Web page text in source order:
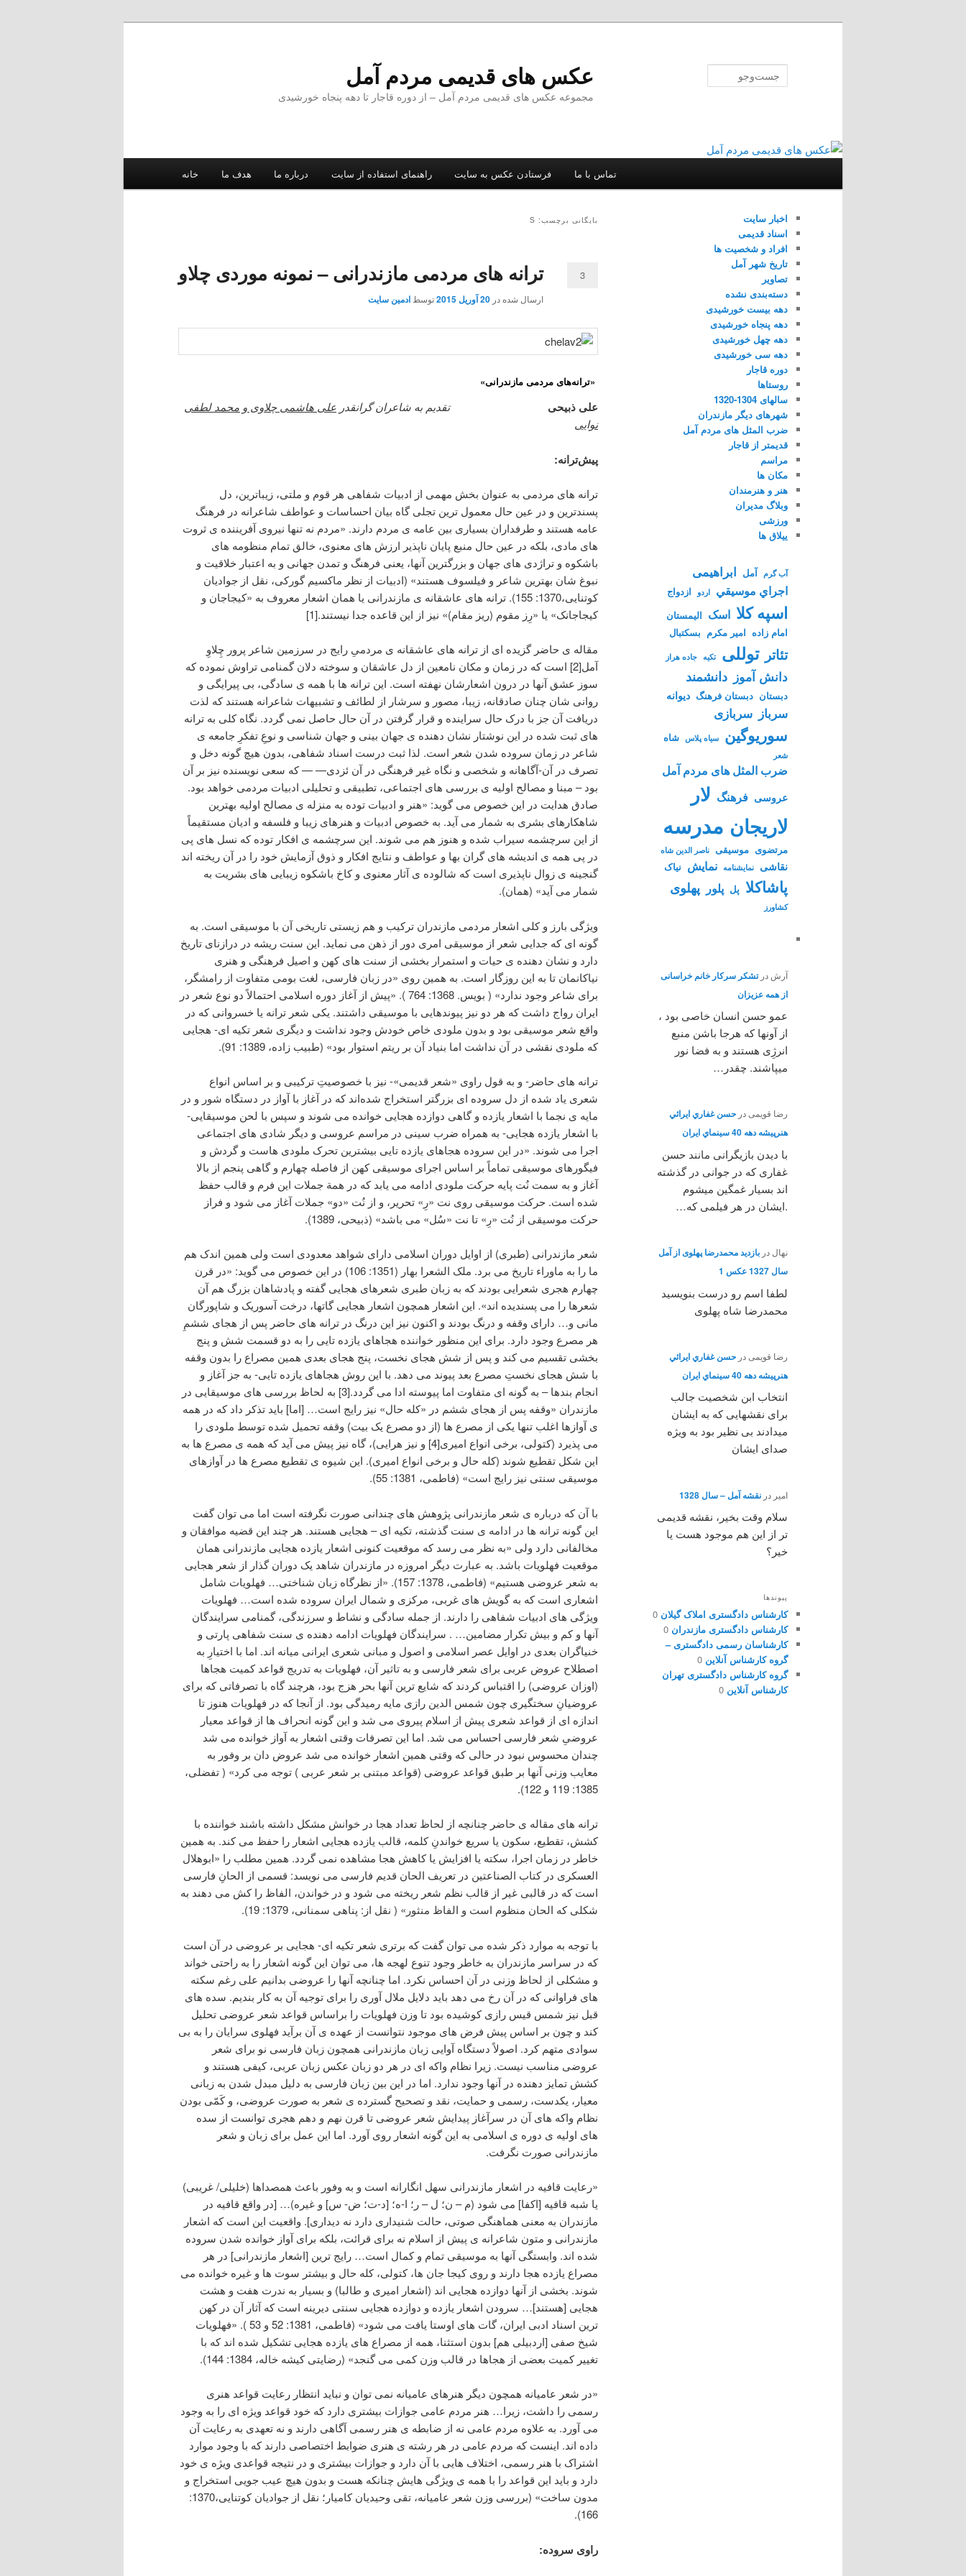
عکس های قدیمی مردم آمل
مجموعه عکس های قدیمی مردم آمل – از دوره قاجار تا دهه پنجاه خورشیدی
جست‌وجو
خانه هدف ما درباره ما راهنمای استفاده از سایت فرستادن عکس به سایت تماس با ما
بایگانی برچسب: S
ترانه های مردمی مازندرانی – نمونه موردی چلاو
ارسال شده در 20 آوریل 2015 توسط ادمین سایت
3
«ترانه‌های مردمی مازندرانی»
علی ذبیحی تقدیم به شاعران گرانقدر علی هاشمی چلاوی و محمد لطفی
نوایی
پیش‌ترانه:
ترانه های مردمی به عنوان بخش مهمی از ادبیات شفاهی هر قوم و ملتی، زیباترین، دل
پسندترین و در عین حال معمول ترین تجلی گاه بیان احساسات و عواطف شاعرانه در فرهنگ
عامه هستند و طرفداران بسیاری بین عامه ی مردم دارند. «مردم نه تنها نیروی آفریننده ی ثروت
های مادی، بلکه در عین حال منبع پایان ناپذیر ارزش های معنوی، خالق تمام منظومه های
باشکوه و تراژدی های جهان و بزرگترین آنها، یعنی فرهنگ و تمدن جهانی و به اعتبار خلاقیت و
نبوغ شان بهترین شاعر و فیلسوف هستند» (ادبیات از نظر ماکسیم گورکی، نقل از جوادیان
کوتنایی،1370: 155). ترانه های عاشقانه ی مازندرانی یا همان اشعار معروف به «کیجاجان و
کیجاجانک» یا «رِز مقوم (ریز مقام)» نیز از این قاعده جدا نیستند.[1]
مقاله ی حاضر گزیده ای از ترانه های عاشقانه ی مردمیِ رایج در سرزمین شاعر پرور چِلاوِ
آمل[2] است که در زمان و مکان نامعین از دل عاشقان و سوخته دلان گمنامی تراوش نموده که
سوز عشق آنها در درون اشعارشان نهفته است. این ترانه ها با همه ی سادگی، بی پیرایگی و
روانی شان چنان صادقانه، زیبا، مصور و سرشار از لطائف و تشبیهات شاعرانه هستند که لذت
دریافت آن جز با درک حال سراینده و قرار گرفتن در آن حال حاصل نمی گردد. نگاه کلی به ترانه
های ثبت شده در این نوشتار نشان دهنده ی جهان بینی و جهان شناسی و نوعِ تفکرِ جامعه ی
شاعر در زمان سروده شدن شعر است. لذا ثبت درست اسناد شفاهی، بدون هیچ گونه دخل و
تصرف در آن-آگاهانه و شخصی و نگاه غیر فرهنگی در آن ئزدی— — که سعی نویسنده نیز بر آن
بود – مبنا و مصالح اولیه ی بررسی های اجتماعی، تطبیقی و تحلیلی ادبیات مردمی خواهد بود.
صادق هدایت در این خصوص می گوید: «هنر و ادبیات توده به منزله ی مصالح اولیه بهترین
شاهکارهای بشری به شمار می آید. به خصوص ادبیات و هنرهای زیبا و فلسفه و ادیان مستقیماً
از این سرچشمه سیراب شده و هنوز هم می شوند. این سرچشمه ی افکار توده که نسل های پی
در پی همه ی اندیشه های گران بها و عواطف و نتایج افکار و ذوق آزمایش خود را در آن ریخته اند
گنجینه ی زوال ناپذیری است که شالوده ی آثار معنوی و کاخ باشکوه زیبایی های بشریت به
شمار می آید» (همان).
ویژگی بارز و کلی اشعار مردمی مازندران ترکیب و هم زیستی تاریخی آن با موسیقی است. به
گونه ای که جدایی شعر از موسیقی امری دور از ذهن می نماید. این سنت ریشه در درازنای تاریخ
دارد و نشان دهنده ی حیات و استمرار بخشی از سنت های کهن و اصیل فرهنگی و هنری
نیاکانمان تا به این روزگار است. به همین روی «در زبان فارسی، لغت بومی متفاوت از رامشگر،
برای شاعر وجود ندارد» ( بویس. 1368: 764 ). «پیش از آغاز دوره اسلامی احتمالاً دو نوع شعر در
ایران رواج داشت که هر دو نیز پیوندهایی با موسیقی داشتند. یکی شعر ترانه یا خسروانی که در
واقع شعر موسیقی بود و بدون ملودی خاص خودش وجود نداشت و دیگری شعر تکیه ای- هجایی
که ملودی نقشی در آن نداشت اما بنیاد آن بر ریتم استوار بود» (طبیب زاده، 1389: 91).
ترانه های حاضر- و به قول راوی «شعر قدیمی»- نیز با خصوصیتِ ترکیبی و بر اساس انواع
شعری یاد شده از دل سروده ای بزرگتر استخراج شده‌اند که در آغاز با آواز در دستگاه شور و در
مایه ی نجما با اشعار یازده و گاهی دوازده هجایی خوانده می شوند و سپس با لحن موسیقایی-
با اشعار یازده هجایی- به همراه ضرب سینی در مراسم عروسی و دیگر شادی های اجتماعی
اجرا می شوند. «در این سروده هجاهای یازده تایی بیشترین تحرک ملودی هاست و گردش و
فیگورهای موسیقی تماماً بر اساس اجرای موسیقی کهن از فاصله چهارم و گاهی پنجم از بالا
آغاز و به سمت نُت پایه حرکت ملودی ادامه می یابد که در همة جملات این فرم و قالب حفظ
شده است. حرکت موسیقی روی نت «رِ» تحریر، و از نُت «دو» جملات آغاز می شود و فراز
حرکت موسیقی از نُت «رِ» تا نت «سُل» می باشد» (ذبیحی، 1389).
شعر مازندرانی (طبری) از اوایل دوران اسلامی دارای شواهد معدودی است ولی همین اندک هم
ما را به ماوراء تاریخ می برد. ملک الشعرا بهار (1351: 106) در این خصوص می گوید: «در قرن
چهارم هجری شعرایی بودند که به زبان طبری شعرهای هجایی گفته و پادشاهان بزرگ هم آن
شعرها را می پسندیده اند». این اشعار همچون اشعار هجایی گاتها، درخت آسوریک و شاپورگان
مانی و… دارای وقفه و درنگ بودند و اکنون نیز این درنگ در ترانه های حاضر پس از هجای ششمِ
هر مصرع وجود دارد. برای این منظور خواننده هجاهای یازده تایی را به دو قسمت شش و پنج
بخشی تقسیم می کند و پس از شش هجای نخست، پنج هجای بعدی همین مصراع را بدون وقفه
با شش هجای نخستِ مصرع بعد پیوند می دهد. با این روش هجاهای یازده تایی- به جز آغاز و
انجام بندها – به گونه ای متفاوت اما پیوسته ادا می گردد.[3] به لحاظ بررسی های موسیقایی در
مازندران «وقفه پس از هجای ششم در «کله حال» نیز رایج است… [اما] باید تذکر داد که در همه
ی آوازها اغلب تنها یکی از مصرع ها (از دو مصرع یک بیت) وقفه تحمیل شده توسط ملودی را
می پذیرد (کتولی، برخی انواع امیری[4] و نیز هرایی)، گاه نیز پیش می آید که همه ی مصرع ها به
این شکل تقطیع شوند (کله حال و برخی انواع امیری). این شیوه ی تقطیع مصرع ها در آوازهای
موسیقی سنتی نیز رایج است» (فاطمی، 1381: 55).
با آن که درباره ی شعر مازندرانی پژوهش های چندانی صورت نگرفته است اما می توان گفت
این گونه ترانه ها در ادامه ی سنت گذشته، تکیه ای – هجایی هستند. هر چند این قضیه موافقان و
مخالفانی دارد ولی «به نظر می رسد که موقعیت کنونی اشعار یازده هجایی مازندرانی همان
موقعیت فهلویات باشد. به عبارت دیگر امروزه در مازندران شاهد یک دوران گذار از شعر هجایی
به شعر عروضی هستیم» (فاطمی، 1378: 157). «از نظرگاه زبان شناختی… فهلویات شامل
اشعاری است که به گویش های غربی، مرکزی و شمال ایران سروده شده است… فهلویات
ویژگی های ادبیات شفاهی را دارند. از جمله سادگی و نشاط و سرزندگی، گمنامی سرایندگان
آنها و کم و بیش تکرار مضامین… . سرایندگان فهلویات ادامه دهنده ی سنت شفاهی پارتی و
خنیاگران بعدی در اوایل عصر اسلامی و اصول و مبانی شعری ایرانی میانه اند. اما با اختیارِ به
اصطلاح عروض عربی برای شعر فارسی و به تاثیر آن، فهلویات به تدریج قواعد کمیت هجاها
(اوزان عروضی) را اقتباس کردند که شایع ترین آنها بحر هزج بود، هرچند گاه با تصرفاتی که برای
عروضیانِ سختگیری چون شمس الدین رازی مایه رمیدگی بود. از آنجا که در فهلویات هنوز تا
اندازه ای از قواعد شعری پیش از اسلام پیروی می شد و این گونه انحراف ها از قواعد معیار
عروضیِ شعر فارسی احساس می شد. اما این تصرفات وقتی اشعار به آواز خوانده می شد
چندان محسوس نبود در حالی که وقتی همین اشعار خوانده می شد عروض دان بر وفور به
معایب وزنی آنها بر طبق قواعد عروضی (قواعد مبتنی بر شعر عربی ) توجه می کرد» ( تفضلی،
1385: 119 و 122).
ترانه های مقاله ی حاضر چنانچه از لحاظ تعداد هجا در خوانش مشکل داشته باشند خواننده با
کشش، تقطیع، سکون یا سریع خواندنِ کلمه، قالب یازده هجایی اشعار را حفظ می کند. به همین
خاطر در زمان اجرا، سکته یا افزایش یا کاهش هجا مشاهده نمی گردد. همین مطلب را «ابوهلال
العسکری در کتاب الصناعتین در تعریف الحان قدیم فارسی می نویسد: قسمی از الحانِ فارسی
است که در قالبی غیر از قالب نظم شعر ریخته می شود و در خواندن، الفاظ را کش می دهند به
شکلی که الحان منظوم است و الفاظ منثور» ( نقل از: پناهی سمنانی، 1379: 19).
با توجه به موارد ذکر شده می توان گفت که برتری شعر تکیه ای- هجایی بر عروضی در آن است
که در سراسر مازندران به خاطر وجود تنوع لهجه ها، می توان این گونه اشعار را به راحتی خواند
و مشکلی از لحاظ وزنی در آن احساس نکرد. اما چنانچه آنها را عروضی بدانیم علی رغم سکته
های فراوانی که در آن رخ می دهد باید دلایل ملال آوری را برای توجیه آن به کار بندیم. سده های
قبل نیز شمس قیس رازی کوشیده بود تا وزن فهلویات را براساس قواعد شعر عروضی تحلیل
کند و چون بر اساس پیش فرض های موجود نتوانست از عهده ی آن برآید فهلوی سرایان را به بی
سوادی متهم کرد. اصولاً دستگاه آوایی زبان مازندرانی همچون زبان فارسی نو برای شعر
عروضی مناسب نیست. زیرا نظام واکه ای در هر دو زبان عکس زبان عربی، کیفی هستند و
کشش تمایز دهنده در آنها وجود ندارد. اما در این بین زبان فارسی به دلیل مبدل شدن به زبانی
معیار، یکدست، رسمی و حمایت، نقد و تصحیح گسترده ی شعر به صورت عروضی، و کَمّی بودن
نظام واکه های آن در سرآغاز پیدایش شعر عروضی تا قرن نهم و دهم هجری توانست از سده
های اولیه ی دوره ی اسلامی به این گونه اشعار روی آورد. اما این عمل برای زبان و شعر
مازندرانی صورت نگرفت.
«رعایت قافیه در اشعار مازندرانی سهل انگارانه است و به وفور باعث همصداها (خلیلی/ غریبی)
یا شبه قافیه [اکفا] می شود (م – ن؛ ل – ر؛ ا-ه؛ [د-ت؛ ض- س] و غیره)… [در واقع قافیه در
مازندران به معنی هماهنگی صوتی، حالت شنیداری دارد نه دیداری]. واقعیت این است که اشعار
مازندرانی و متون شاعرانه ی پیش از اسلام نه برای قرائت، بلکه برای آواز خوانده شدن سروده
شده اند. وابستگی آنها به موسیقی تمام و کمال است… رایج ترین [اشعار مازندرانی] در هر
مصراع یازده هجا دارند و روی کیجا جان ها، کتولی، کله حال و بیشتر سوت ها و غیره خوانده می
شوند. بخشی از آنها دوازده هجایی اند (اشعار امیری و طالبا) و بسیار به ندرت هفت و هشت
هجایی [هستند]… سرودن اشعار یازده و دوازده هجایی سنتی دیرینه است که آثار آن در کهن
ترین اسناد ادبی ایران، گات های اوستا یافت می شود» (فاطمی، 1381: 52 و 53 ). «فهلویات
شیخ صفی [اردبیلی هم] بدون استثنا، همه از مصراع های یازده هجایی تشکیل شده اند که با
تغییر کمیت بعضی از هجاها در قالب وزن کمی می گنجد» (رضایتی کیشه خاله، 1384: 144).
«در شعر عامیانه همچون دیگر هنرهای عامیانه نمی توان و نباید انتظار رعایت قواعد هنری
رسمی را داشت، زیرا… هنر مردم عامی جوازات بیشتری دارد که خود قواعد ویژه ای را به وجود
می آورد. به علاوه مردم عامی نه از ضابطه ی هنر رسمی آگاهی دارند و نه تعهدی به رعایت آن
داده اند. اینست که مردم عامی در هر رشته ی هنری ضوابط اختصاصی دارند که با وجود موارد
اشتراک با هنر رسمی، اختلاف هایی با آن دارد و جوازات بیشتری و در نتیجه قواعدی ویژه ی خود
دارد و باید این قواعد را با همه ی ویژگی هایش چنانکه هست و بدون هیچ عیب جویی استخراج و
مدون ساخت» (بررسی وزن شعر عامیانه، تقی وحیدیان کامیار؛ نقل از جوادیان کوتنایی،1370:
166).
راوی سروده:
اخبار سایت
اسناد قدیمی
افراد و شخصیت ها
تاریخ شهر آمل
تصاویر
دسته‌بندی نشده
دهه بیست خورشیدی
دهه پنجاه خورشیدی
دهه چهل خورشیدی
دهه سی خورشیدی
دوره قاجار
روستاها
سالهای 1304-1320
شهرهای دیگر مازندران
ضرب المثل های مردم آمل
قدیمتر از قاجار
مراسم
مکان ها
هنر و هنرمندان
وبلاگ مدیران
ورزشی
ییلاق ها
آب گرم آمل ابراهیمی
اجراي موسيقي اردو ازدواج
اسپه کلا اسک الیمستان
امام زاده امیر مکرم بسکتبال
تئاتر توللی تکیه جاده هراز
دانش آموز دانشمند
دبستان دبستان فرهنگ دیوانه
سرباز سربازی
سوریوگین سیاه پلاس شاه
شعر
ضرب المثل های مردم آمل
عروسی فرهنگ لار
لاریجان مدرسه
مرتضوی موسیقی ناصر الدین شاه
نقاشی نمايشنامه نمایش نیاک
پاشاکلا پل پلور پهلوی
کشاورز
آرش درتشکر سرکار خانم خراسانی
از همه عزیزان
عمو حسن انسان خاصی بود ،
از آونها که هرجا باشن منبع
انرژِی هستند و به فضا نور
میپاشند. چقدر…
رضا قویمی در حسن غفاري ايرائي
هنرپيشه دهه 40 سينماي ايران
با دیدن بازیگرانی مانند حسن
غفاری که در جوانی در گذشته
اند بسیار غمگین میشوم
.ایشان در هر فیلمی که…
نهال در بازدید محمدرضا پهلوی از آمل
سال 1327 عکس 1
لطفا اسم رو درست بنویسید
محمدرضا شاه پهلوی
رضا قویمی در حسن غفاري ايرائي
هنرپيشه دهه 40 سينماي ايران
انتخاب ابن شخصیت جالب
برای نقشهایی که به ایشان
میدادند بی نظیر بود به ویژه
صدای ایشان
امیر در نقشه آمل – سال 1328
سلام وقت بخیر، نقشه قدیمی
تر از این هم موجود هست یا
خیر؟
پیوندها
کارشناس دادگستری املاک گیلان
کارشناس دادگستری مازندران
کارشناسان رسمی دادگستری –
گروه کارشناس آنلاین
گروه کارشناس دادگستری تهران
کارشناس آنلاین